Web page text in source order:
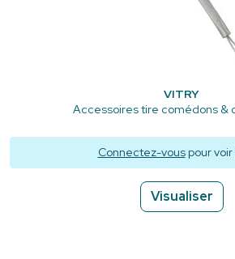
VITRY
Accessoires tire comédons &
Connectez-vouspour voir
Visualiser